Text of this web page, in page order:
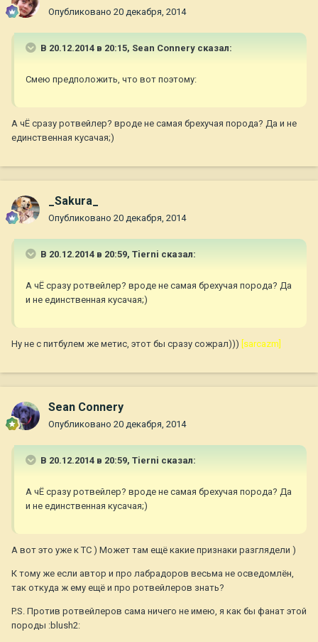
Опубликовано 20 декабря, 2014
В 20.12.2014 в 20:15, Sean Connery сказал:
Смею предположить, что вот поэтому:
А чЁ сразу ротвейлер? вроде не самая брехучая порода? Да и не
единственная кусачая;)
_Sakura_
Опубликовано 20 декабря, 2014
В 20.12.2014 в 20:59, Tierni сказал:
А чЁ сразу ротвейлер? вроде не самая брехучая порода? Да
и не единственная кусачая;)
Ну не с питбулем же метис, этот бы сразу сожрал))) [sarcazm]
Sean Connery
Опубликовано 20 декабря, 2014
В 20.12.2014 в 20:59, Tierni сказал:
А чЁ сразу ротвейлер? вроде не самая брехучая порода? Да
и не единственная кусачая;)
А вот это уже к ТС ) Может там ещё какие признаки разглядели )
К тому же если автор и про лабрадоров весьма не осведомлён,
так откуда ж ему ещё и про ротвейлеров знать?
P.S. Против ротвейлеров сама ничего не имею, я как бы фанат этой
породы :blush2: